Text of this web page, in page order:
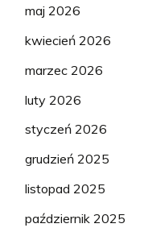
maj 2026
kwiecień 2026
marzec 2026
luty 2026
styczeń 2026
grudzień 2025
listopad 2025
październik 2025